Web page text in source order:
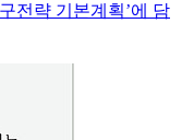
전략 기본계획’에 담